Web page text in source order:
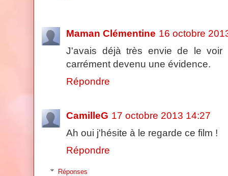
Maman Clémentine 16 octobre
J'avais déjà très envie de le voir
carrément devenu une évidence.
Répondre
CamilleG 17 octobre 2013 14:27
Ah oui j'hésite à le regarde ce film !
Répondre
Réponses